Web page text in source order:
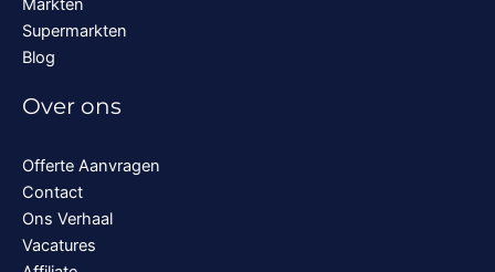
Markten
Supermarkten
Blog
Over ons
Offerte Aanvragen
Contact
Ons Verhaal
Vacatures